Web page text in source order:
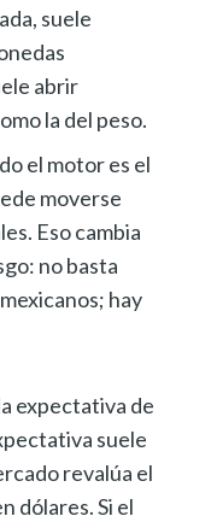
suele
abrir
la del peso.
el motor es el
moverse
Eso cambia
no basta
hay
expectativa de
suele
revalúa el
dólares. Si el